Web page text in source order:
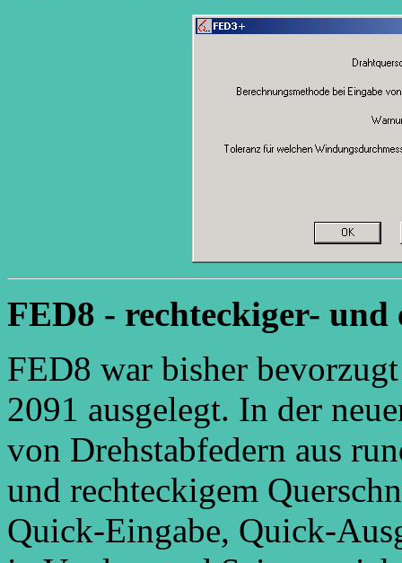
FED8 - rechteckiger-
FED8 war bisher
2091 ausgelegt. In der
von Drehstabfedern aus
und rechteckigem
Quick-Eingabe, Quick-